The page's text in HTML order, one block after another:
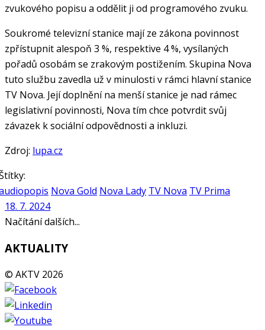
zvukového popisu a oddělit ji od programového zvuku.
Soukromé televizní stanice mají ze zákona povinnost
zpřístupnit alespoň 3 %, respektive 4 %, vysílaných
pořadů osobám se zrakovým postižením. Skupina Nova
tuto službu zavedla už v minulosti v rámci hlavní stanice
TV Nova. Její doplnění na menší stanice je nad rámec
legislativní povinnosti, Nova tím chce potvrdit svůj
závazek k sociální odpovědnosti a inkluzi.
Zdroj: lupa.cz
Nova Gold Nova Lady TV Nova TV Prima
18. 7. 2024
Načítání dalších...
AKTUALITY
© AKTV 2026